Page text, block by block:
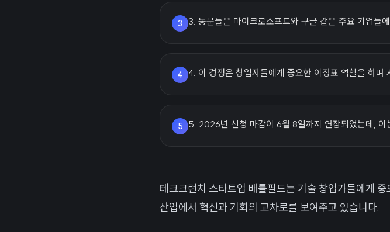
3 3. 동문들은 마이크로소프트와 구글 같은 주요 기업들
4 4. 이 경쟁은 창업자들에게 중요한 이정표 역할을 하며
5 5. 2026년 신청 마감이 6월 8일까지 연장되었는데, 이
테크크런치 스타트업 배틀필드는 기술 창업가들에게
산업에서 혁신과 기회의 교차로를 보여주고 있습니다.